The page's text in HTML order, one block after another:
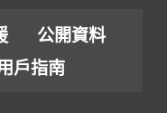
公開資料
戶指南